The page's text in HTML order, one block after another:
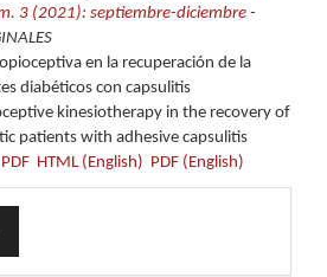
3 (2021): septiembre-diciembre -
en la recuperación de la
diabéticos con capsulitis
kinesiotherapy in the recovery of
patients with adhesive capsulitis
PDF HTML (English) PDF (English)